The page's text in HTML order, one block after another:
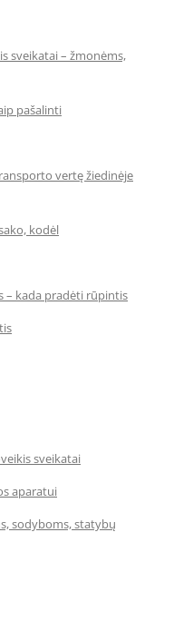
sveikatai – žmonėms,
pašalinti
vertę žiedinėje
kodėl
– kada pradėti rūpintis
sveikatai
aparatui
sodyboms, statybų